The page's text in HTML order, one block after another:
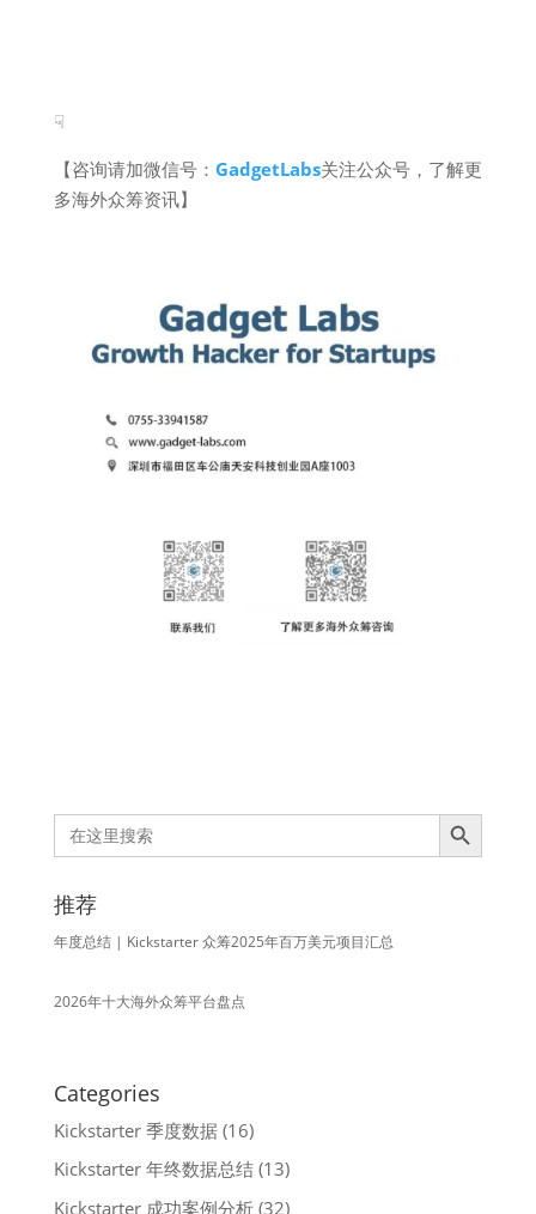
☟
【咨询请加微信号： GadgetLabs关注公众号，了解更
多海外众筹资讯】
Search
for:
Search Button
推荐
年度总结 | Kickstarter 众筹2025年百万美元项目汇总
2026年十大海外众筹平台盘点
Categories
Kickstarter 季度数据(16)
Kickstarter 年终数据总结(13)
Kickstarter 成功案例分析(32)